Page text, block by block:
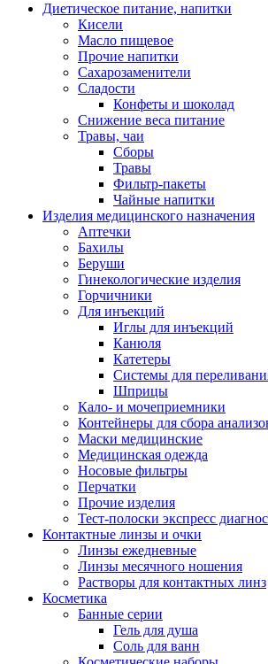
Диетическое питание, напитки
Кисели
Масло пищевое
Прочие напитки
Сахарозаменители
Сладости
Конфеты и шоколад
Снижение веса питание
Травы, чаи
Сборы
Травы
Фильтр-пакеты
Чайные напитки
Изделия медицинского назначения
Аптечки
Бахилы
Беруши
Гинекологические изделия
Горчичники
Для инъекций
Иглы для инъекций
Канюля
Катетеры
Системы для
Шприцы
Кало- и мочеприемники
Контейнеры для сбора
Маски медицинские
Медицинская одежда
Носовые фильтры
Перчатки
Прочие изделия
Тест-полоски экспресс
Контактные линзы и очки
Линзы ежедневные
Линзы месячного ношения
Растворы для контактных линз
Косметика
Банные серии
Гель для душа
Соль для ванн